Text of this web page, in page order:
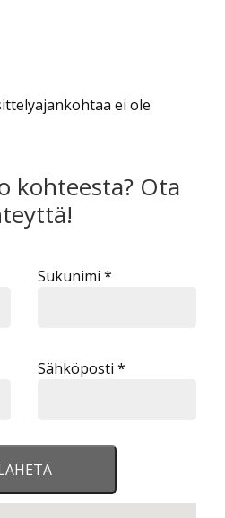
ei ole
kohteesta? Ota
Sukunimi *
Sähköposti *